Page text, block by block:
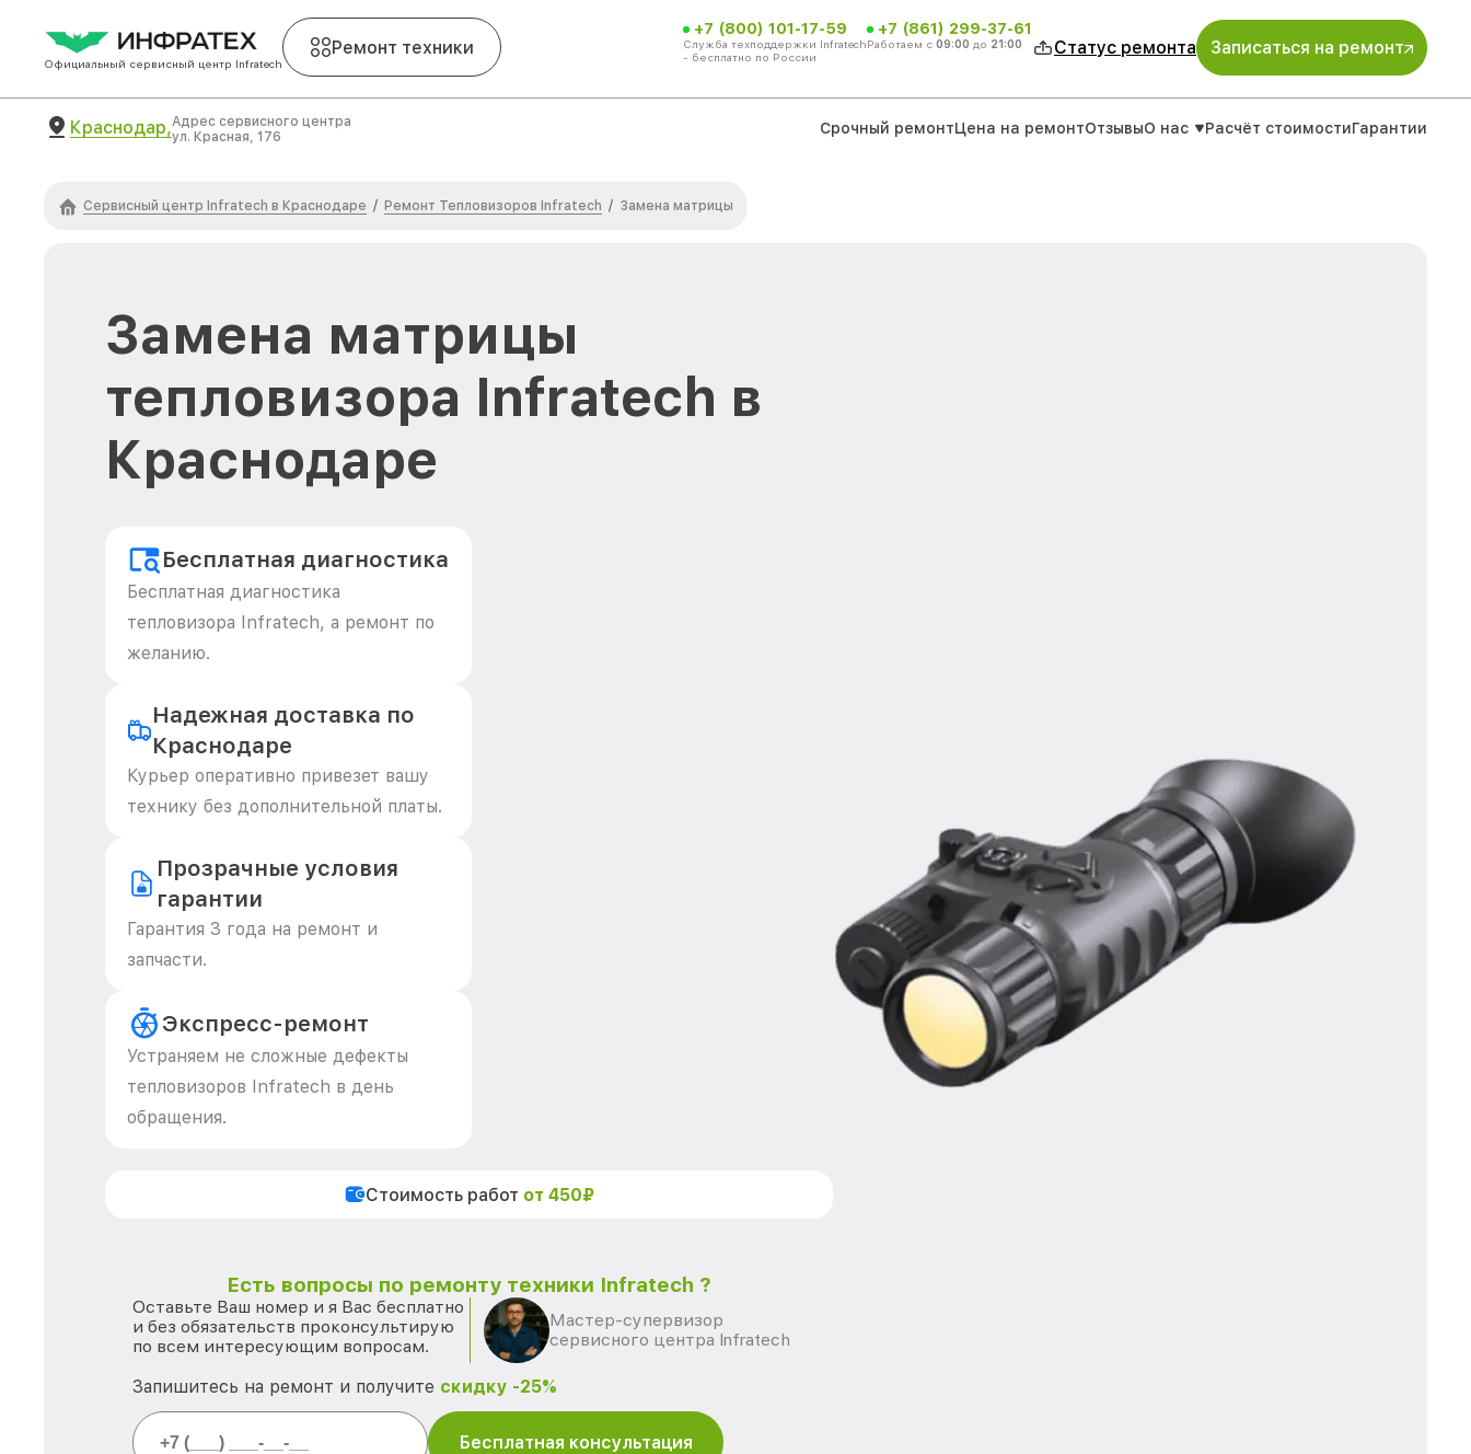
Официальный сервисный центр Infratech
Ремонт техники
+7 (800) 101-17-59
Служба техподдержки Infratech
- бесплатно по России
+7 (861) 299-37-61
Работаем с 09:00 до 21:00 Статус ремонта Записаться на ремонт
Краснодар,Адрес сервисного центра
ул. Красная, 176
Срочный ремонтЦена на ремонтОтзывыО нас Расчёт стоимостиГарантии
Сервисный центр Infratech в Краснодаре / Ремонт Тепловизоров Infratech / Замена матрицы
Замена матрицы
тепловизора Infratech в
Краснодаре
Бесплатная диагностика
Бесплатная диагностика
тепловизора Infratech, а ремонт по
желанию.
Надежная доставка по
Краснодаре
Курьер оперативно привезет вашу
технику без дополнительной платы.
Прозрачные условия
гарантии
Гарантия 3 года на ремонт и
запчасти.
Экспресс-ремонт
Устраняем не сложные дефекты
тепловизоров Infratech в день
обращения.
Стоимость работ от 450₽
Есть вопросы по ремонту техники Infratech ?
Оставьте Ваш номер и я Вас бесплатно
и без обязательств проконсультирую
по всем интересующим вопросам.
Мастер-супервизор
сервисного центра Infratech
Запишитесь на ремонт и получите скидку -25%
Бесплатная консультация